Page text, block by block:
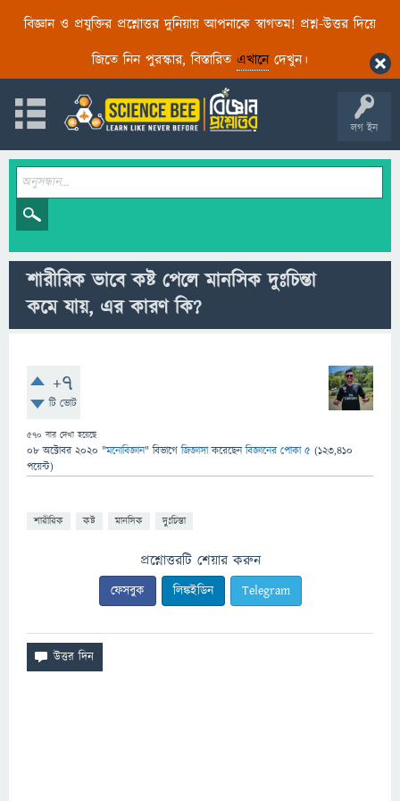
বিজ্ঞান ও প্রযুক্তির প্রশ্নোত্তর দুনিয়ায় আপনাকে স্বাগতম! প্রশ্ন-উত্তর দিয়ে
জিতে নিন পুরস্কার, বিস্তারিত এখানেদেখুন।
লগ ইন
শারীরিক ভাবে কষ্ট পেলে মানসিক দুঃচিন্তা
কমে যায়, এর কারণ কি?
+7
টি ভোট
570 বার দেখা হয়েছে
08 অক্টোবর 2020 "মনোবিজ্ঞান" বিভাগে জিজ্ঞাসাকরেছেনবিজ্ঞানের পোকা ৫ (123,410
পয়েন্ট)
শারীরিক কষ্ট মানসিক দুঃচিন্তা
প্রশ্নোত্তরটি শেয়ার করুন
ফেসবুক লিঙ্কইডিন Telegram